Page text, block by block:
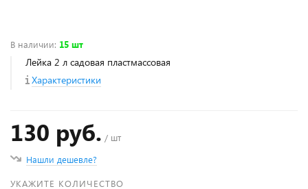
В наличии: 15 шт
Лейка 2 л садовая пластмассовая
Характеристики
130 руб. / шт
Нашли дешевле?
УКАЖИТЕ КОЛИЧЕСТВО